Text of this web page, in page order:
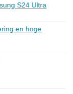
S24 Ultra
en hoge